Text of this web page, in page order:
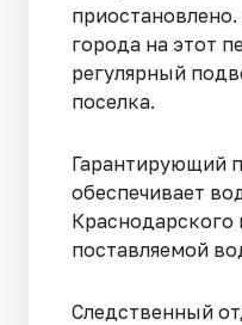
города на этот
регулярный
поселка.
Гарантирующий
обеспечивает
Краснодарского
поставляемой
Следственный